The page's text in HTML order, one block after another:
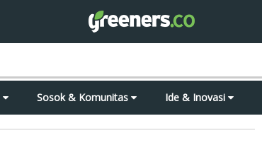
Sosok & Komunitas Ide & Inovasi